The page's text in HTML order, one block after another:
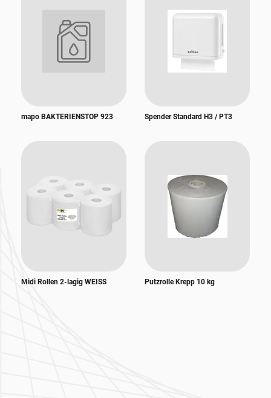
mapo BAKTERIENSTOP 923 Spender Standard H3 / PT3
Midi Rollen 2-lagig WEISS Putzrolle Krepp 10 kg